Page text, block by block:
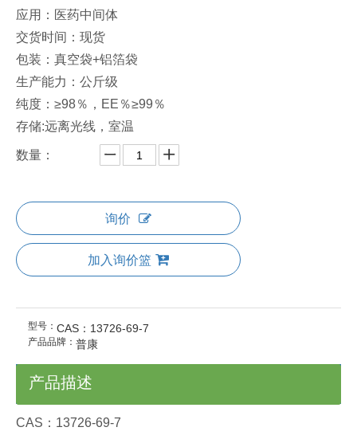
应用：医药中间体
交货时间：现货
包装：真空袋+铝箔袋
生产能力：公斤级
纯度：≥98％，EE％≥99％
存储:远离光线，室温
数量：
询价
加入询价篮
型号： CAS：13726-69-7
产品品牌： 普康
产品描述
CAS：13726-69-7